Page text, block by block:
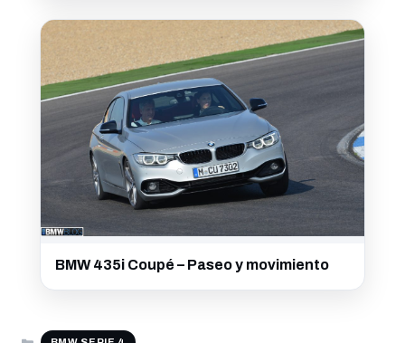
BMW 435i Coupé – Paseo y movimiento
CATEGORÍAS